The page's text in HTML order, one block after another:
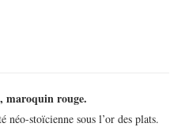
maroquin rouge.
néo-stoïcienne sous l’or des plats.